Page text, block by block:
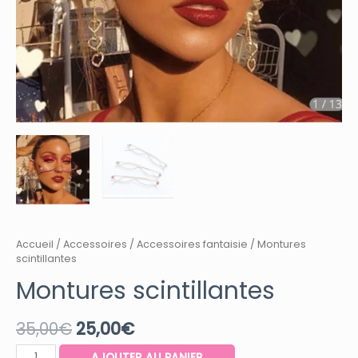
Accueil / Accessoires / Accessoires fantaisie / Montures
scintillantes
Montures scintillantes
35,00€ 25,00€
quantité